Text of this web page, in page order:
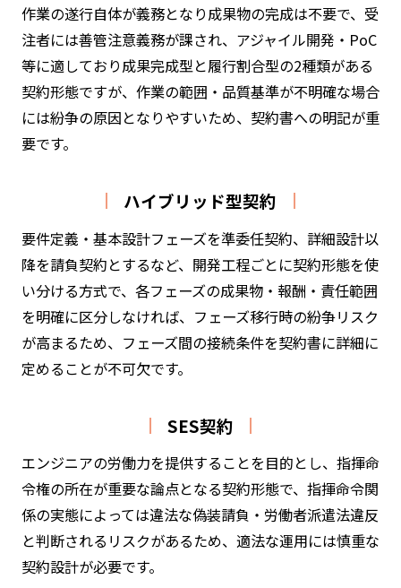
作業の遂行自体が義務となり成果物の完成は不要で、受
注者には善管注意義務が課され、アジャイル開発・PoC
等に適しており成果完成型と履行割合型の2種類がある
契約形態ですが、作業の範囲・品質基準が不明確な場合
には紛争の原因となりやすいため、契約書への明記が重
要です。
ハイブリッド型契約
要件定義・基本設計フェーズを準委任契約、詳細設計以
降を請負契約とするなど、開発工程ごとに契約形態を使
い分ける方式で、各フェーズの成果物・報酬・責任範囲
を明確に区分しなければ、フェーズ移行時の紛争リスク
が高まるため、フェーズ間の接続条件を契約書に詳細に
定めることが不可欠です。
SES契約
エンジニアの労働力を提供することを目的とし、指揮命
令権の所在が重要な論点となる契約形態で、指揮命令関
係の実態によっては違法な偽装請負・労働者派遣法違反
と判断されるリスクがあるため、適法な運用には慎重な
契約設計が必要です。